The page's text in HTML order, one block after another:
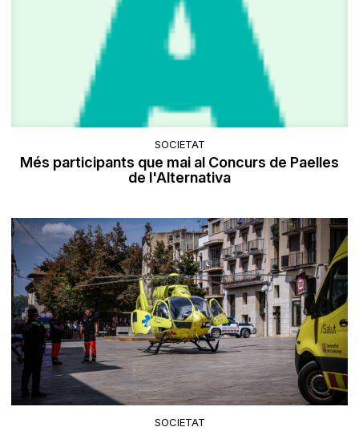
SOCIETAT
Més participants que mai al Concurs de Paelles
de l'Alternativa
SOCIETAT